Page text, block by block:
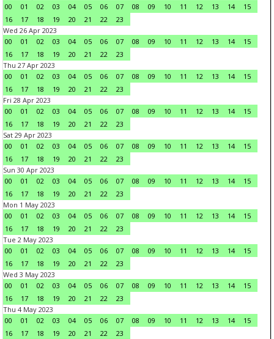
00
01 02 03 04 05 06 07 08 09 10 11 12 13 14
15
16
17 18 19 20 21 22
23
Wed 26 Apr 2023
00
01 02 03 04 05 06 07 08 09 10 11 12 13 14
15
16
17 18 19 20 21 22
23
Thu 27 Apr 2023
00
01 02 03 04 05 06 07 08 09 10 11 12 13 14
15
16
17 18 19 20 21 22
23
Fri 28 Apr 2023
00
01 02 03 04 05 06 07 08 09 10 11 12 13 14
15
16
17 18 19 20 21 22
23
Sat 29 Apr 2023
00
01 02 03 04 05 06 07 08 09 10 11 12 13 14
15
16
17 18 19 20 21 22
23
Sun 30 Apr 2023
00
01 02 03 04 05 06 07 08 09 10 11 12 13 14
15
16
17 18 19 20 21 22
23
Mon 1 May 2023
00
01 02 03 04 05 06 07 08 09 10 11 12 13 14
15
16
17 18 19 20 21 22
23
Tue 2 May 2023
00
01 02 03 04 05 06 07 08 09 10 11 12 13 14
15
16
17 18 19 20 21 22
23
Wed 3 May 2023
00
01 02 03 04 05 06 07 08 09 10 11 12 13 14
15
16
17 18 19 20 21 22
23
Thu 4 May 2023
00
01 02 03 04 05 06 07 08 09 10 11 12 13 14
15
16
17 18 19 20 21 22
23